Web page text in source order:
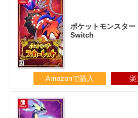
ポケットモンスター
Switch
Amazonで購入 楽